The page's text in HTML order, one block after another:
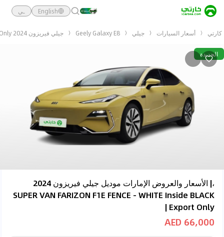
English ـي
كارتي أسعار السيارات جيلي Geely Galaxy E8 جيلي فيريزون 2024 SUPER VAN FARIZON F1E FENCE - WHITE Inside BLACK | Export Only
الجديدة
،| الأسعار والعروض الإمارات موديل جيلي فيريزون 2024
SUPER VAN FARIZON F1E FENCE - WHITE Inside BLACK
| Export Only
66,000 AED